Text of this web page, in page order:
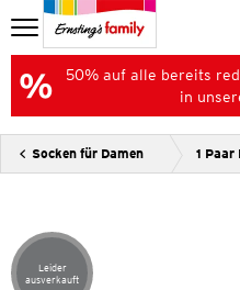
50% auf alle bereits
in
Socken für Damen 1 Paar
Artikel leider ausverkauft
Leider
ausverkauft